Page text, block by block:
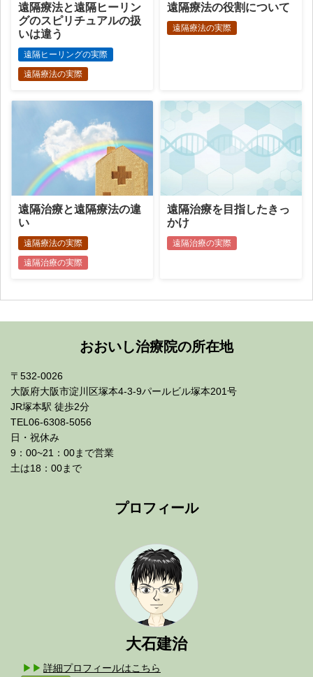
遠隔療法と遠隔ヒーリン
グのスピリチュアルの扱
いは違う
遠隔ヒーリングの実際
遠隔療法の実際
遠隔療法の役割について
遠隔療法の実際
遠隔治療と遠隔療法の違
い
遠隔療法の実際
遠隔治療の実際
遠隔治療を目指したきっ
かけ
遠隔治療の実際
おおいし治療院の所在地
〒532-0026
大阪府大阪市淀川区塚本4-3-9パールビル塚本201号
JR塚本駅 徒歩2分
TEL06-6308-5056
日・祝休み
9：00~21：00まで営業
土は18：00まで
プロフィール
大石建治
詳細プロフィールはこちら